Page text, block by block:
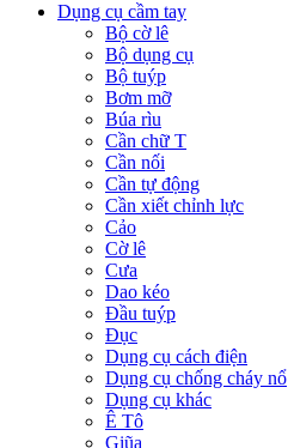
Dụng cụ cầm tay
Bộ cờ lê
Bộ dụng cụ
Bộ tuýp
Bơm mỡ
Búa rìu
Cần chữ T
Cần nối
Cần tự động
Cần xiết chỉnh lực
Cảo
Cờ lê
Cưa
Dao kéo
Đầu tuýp
Đục
Dụng cụ cách điện
Dụng cụ chống cháy nổ
Dụng cụ khác
Ê Tô
Giũa